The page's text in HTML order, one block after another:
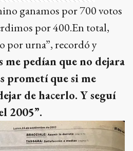
ganamos por 700 votos
por 400.En total,
por urna”, recordó y
me pedían que no dejara
prometí que si me
de hacerlo. Y seguí
2005”.